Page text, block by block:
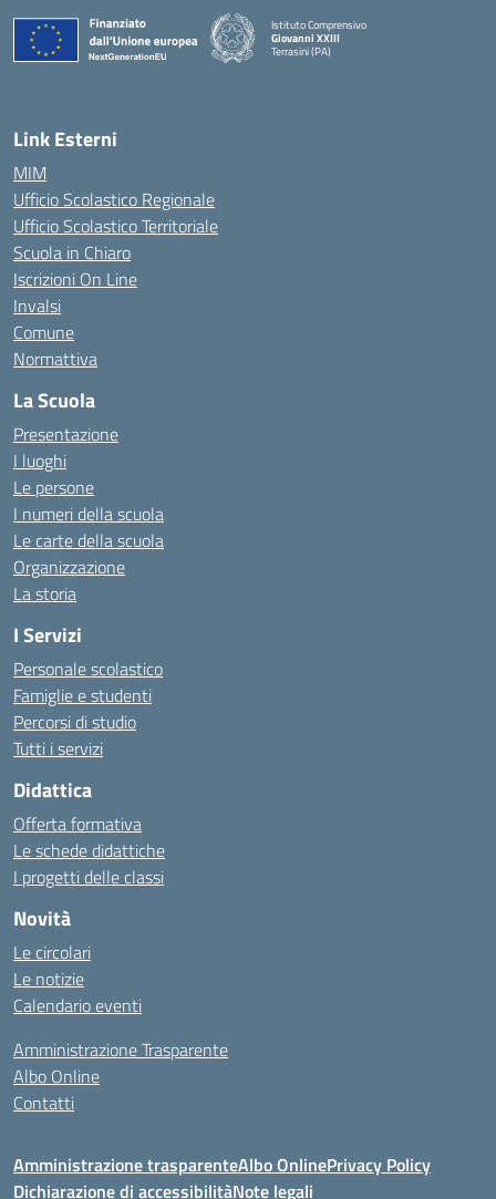
Istituto Comprensivo
Giovanni XXIII
Terrasini (PA)
Link Esterni
MIM
Ufficio Scolastico Regionale
Ufficio Scolastico Territoriale
Scuola in Chiaro
Iscrizioni On Line
Invalsi
Comune
Normattiva
La Scuola
Presentazione
I luoghi
Le persone
I numeri della scuola
Le carte della scuola
Organizzazione
La storia
I Servizi
Personale scolastico
Famiglie e studenti
Percorsi di studio
Tutti i servizi
Didattica
Offerta formativa
Le schede didattiche
I progetti delle classi
Novità
Le circolari
Le notizie
Calendario eventi
Amministrazione Trasparente
Albo Online
Contatti
Amministrazione trasparenteAlbo OnlinePrivacy Policy
Dichiarazione di accessibilitàNote legali